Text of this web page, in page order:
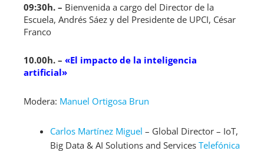
09:30h. – Bienvenida a cargo del Director de la
Escuela, Andrés Sáez y del Presidente de UPCI, César
Franco
10.00h. – «El impacto de la inteligencia
artificial»
Modera: Manuel Ortigosa Brun
Carlos Martínez Miguel – Global Director – IoT,
Big Data & AI Solutions and Services Telefónica